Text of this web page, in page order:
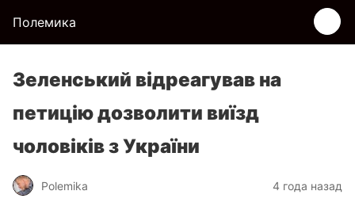
Полемика
Зеленський відреагував на
петицію дозволити виїзд
чоловіків з України
Polemika 4 года назад